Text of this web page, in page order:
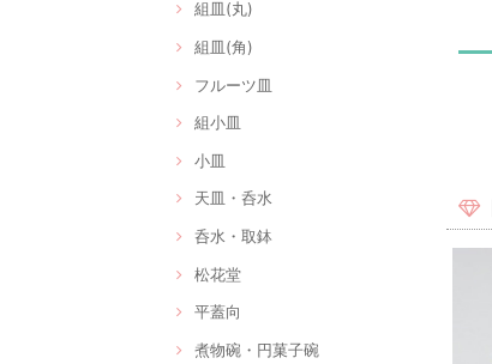
組皿(丸)
組皿(角)
フルーツ皿
組小皿
小皿
天皿・呑水
呑水・取鉢
松花堂
平蓋向
煮物碗・円菓子碗